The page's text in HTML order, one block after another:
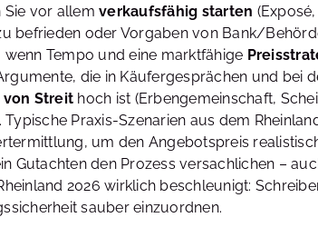
Sie vor allemverkaufsfähig starten
befrieden oder Vorgaben von Bank/
wenn Tempo und eine marktfähige
die in Käufergesprächen und bei
von Streit hoch ist (Erbengemeinschaft,
Praxis-Szenarien aus dem
um den Angebotspreis
Gutachten den Prozess versachlichen –
2026 wirklich beschleunigt:
sauber einzuordnen.